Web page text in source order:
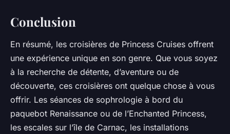
Conclusion
En résumé, les croisières de Princess Cruises offrent
une expérience unique en son genre. Que vous soyez
à la recherche de détente, d’aventure ou de
découverte, ces croisières ont quelque chose à vous
offrir. Les séances de sophrologie à bord du
paquebot Renaissance ou de l’Enchanted Princess,
les escales sur l’île de Carnac, les installations